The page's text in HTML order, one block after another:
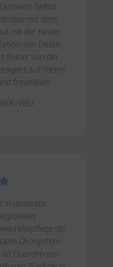
Selbst
mit dem
mit der neuen
von Daten
früher von der
auf meine
freundlich.
VBU

in unserem
Ökosystem.
Quovero von